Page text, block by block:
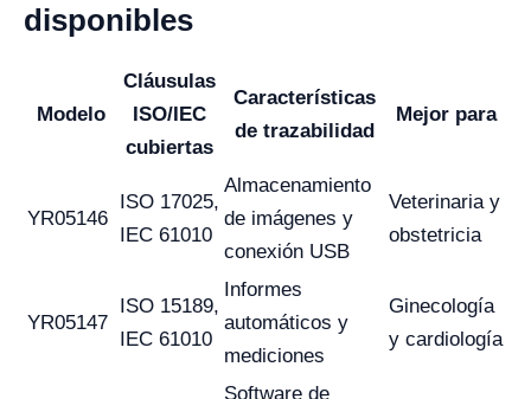
disponibles
Modelo
Cláusulas
ISO/IEC
cubiertas
Características
de trazabilidad
Mejor para
YR05146
ISO 17025,
IEC 61010
Almacenamiento
de imágenes y
conexión USB
Veterinaria y
obstetricia
YR05147
ISO 15189,
IEC 61010
Informes
automáticos y
mediciones
Ginecología
y cardiología
Software de